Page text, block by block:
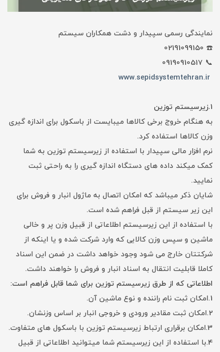
نمایندگی رسمی سپیدار و دشت همکاران سیستم
☎️ 02191099150
📞 09190910517
www.sepidsystemtehran.ir
1.زیرسیستم توزین
به هنگام خروج برخی کالاها میبایست از باسکول برای اندازه گیری
وزن کالاها استفاده کرد.
نرم افزار مالی سپیدار با استفاده از زیرسیستم توزین به شما
کمک میکند داده های دستگاه اندازه گیری را به راحتی ثبت
نمایید.
شایان ذکر میباشد که امکان اتصال به ماژول انبار و فروش برای
این زیر سیستم از قبل فراهم شده است.
با استفاده از این زیرسیستم اطلاعاتی از قبیل وزن پر و خالی
ماشین و سپس وزن کالایی که وارد شرکت شده و یا اینکه از
شرکتتان خارج می شود وجود خواهد داشت در ضمن این اسناد
کاملا قابلیت انتقال به اسناد انبار و فروش را خواهند داشت.
اطلاعاتی که از طرق زیرسیستم توزین برای شما قابل فراهم است:
1.امکان ثبت نام راننده و نوع ماشین آن.
2.امکان ثبت مقادیر ورودی و خروجی انبار بر اساس وزنشان.
3.امکان برقراری ارتباط زیرسیستم توزین با باسکول های متفاوت.
4.با استفاده از این زیرسیستم شما میتوانید اطلاعاتی از قبیل